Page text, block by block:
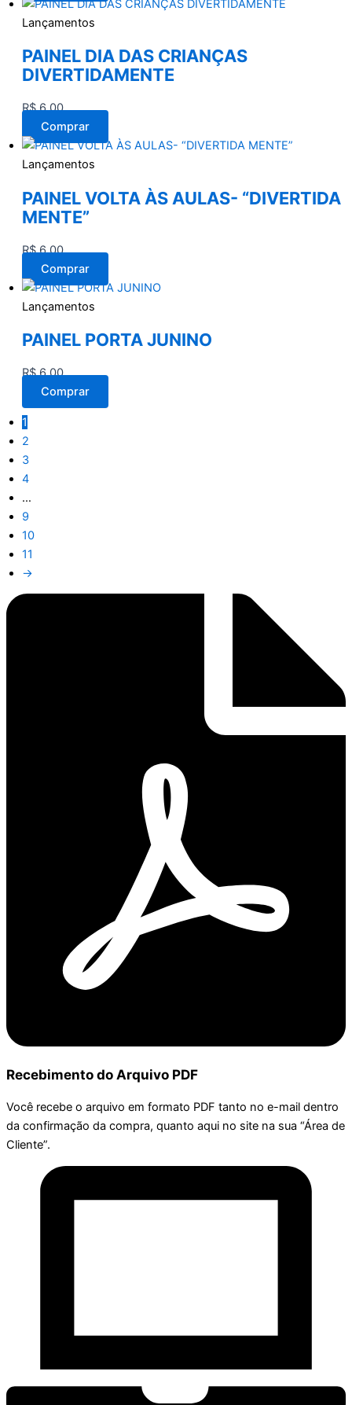
Lançamentos
PAINEL DIA DAS CRIANÇAS
DIVERTIDAMENTE
R$6,00
Comprar
Lançamentos
PAINEL VOLTA ÀS AULAS- “DIVERTIDA
MENTE”
R$6,00
Comprar
Lançamentos
PAINEL PORTA JUNINO
R$6,00
Comprar
1
2
3
4
…
9
10
11
→
Recebimento do Arquivo PDF
Você recebe o arquivo em formato PDF tanto no e-mail dentro
da confirmação da compra, quanto aqui no site na sua “Área de
Cliente”.